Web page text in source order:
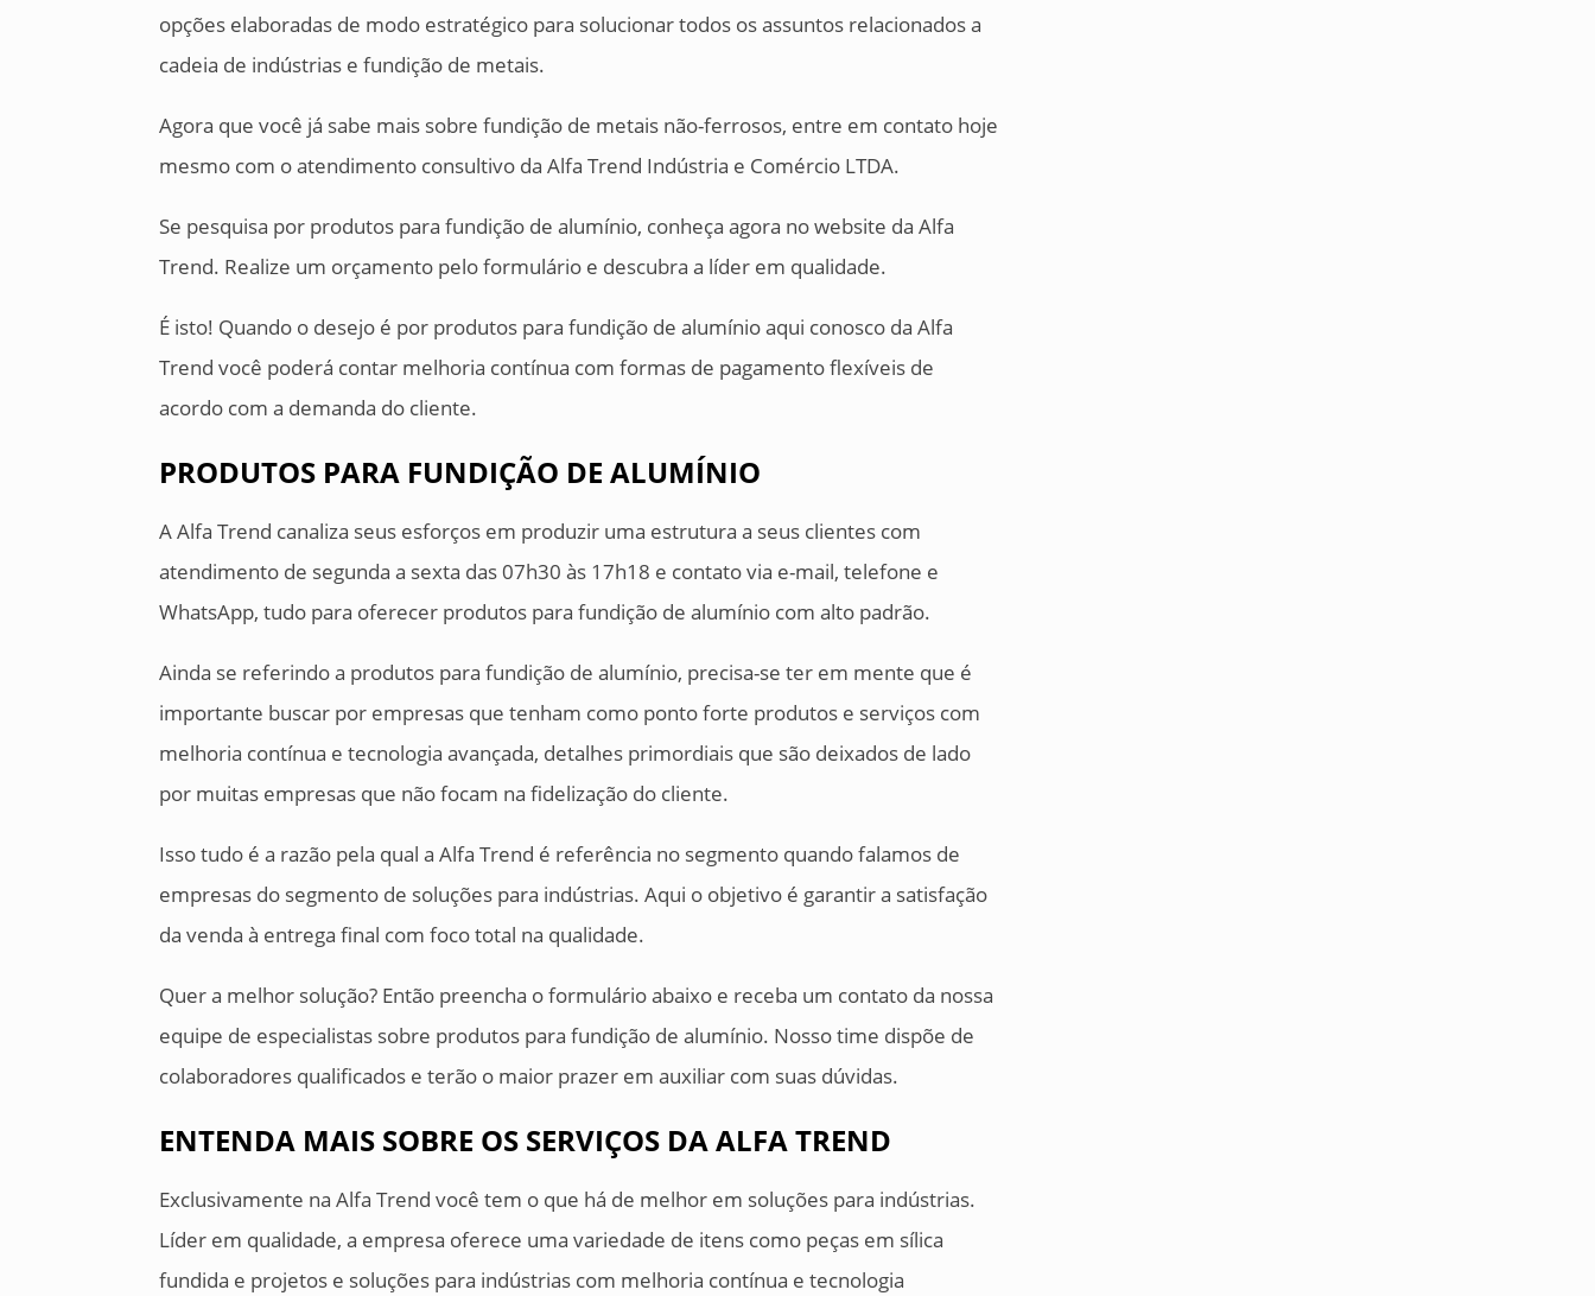
opções elaboradas de modo estratégico para solucionar todos os assuntos relacionados a
cadeia de indústrias e fundição de metais.
Agora que você já sabe mais sobre fundição de metais não-ferrosos, entre em contato hoje
mesmo com o atendimento consultivo da Alfa Trend Indústria e Comércio LTDA.
Se pesquisa por produtos para fundição de alumínio, conheça agora no website da Alfa
Trend. Realize um orçamento pelo formulário e descubra a líder em qualidade.
É isto! Quando o desejo é por produtos para fundição de alumínio aqui conosco da Alfa
Trend você poderá contar melhoria contínua com formas de pagamento flexíveis de
acordo com a demanda do cliente.
PRODUTOS PARA FUNDIÇÃO DE ALUMÍNIO
A Alfa Trend canaliza seus esforços em produzir uma estrutura a seus clientes com
atendimento de segunda a sexta das 07h30 às 17h18 e contato via e-mail, telefone e
WhatsApp, tudo para oferecer produtos para fundição de alumínio com alto padrão.
Ainda se referindo a produtos para fundição de alumínio, precisa-se ter em mente que é
importante buscar por empresas que tenham como ponto forte produtos e serviços com
melhoria contínua e tecnologia avançada, detalhes primordiais que são deixados de lado
por muitas empresas que não focam na fidelização do cliente.
Isso tudo é a razão pela qual a Alfa Trend é referência no segmento quando falamos de
empresas do segmento de soluções para indústrias. Aqui o objetivo é garantir a satisfação
da venda à entrega final com foco total na qualidade.
Quer a melhor solução? Então preencha o formulário abaixo e receba um contato da nossa
equipe de especialistas sobre produtos para fundição de alumínio. Nosso time dispõe de
colaboradores qualificados e terão o maior prazer em auxiliar com suas dúvidas.
ENTENDA MAIS SOBRE OS SERVIÇOS DA ALFA TREND
Exclusivamente na Alfa Trend você tem o que há de melhor em soluções para indústrias.
Líder em qualidade, a empresa oferece uma variedade de itens como peças em sílica
fundida e projetos e soluções para indústrias com melhoria contínua e tecnologia